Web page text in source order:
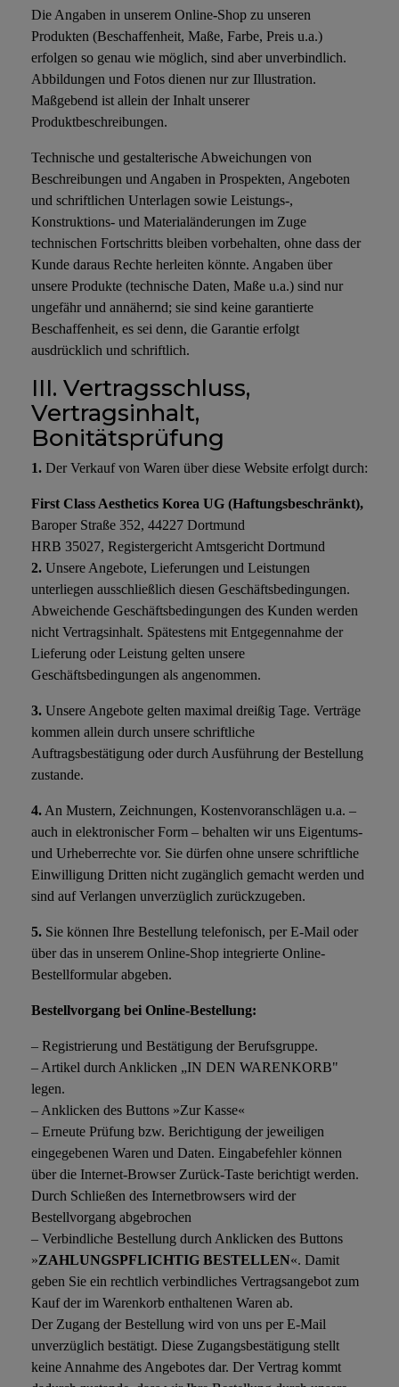
Die Angaben in unserem Online-Shop zu unseren
Produkten (Beschaffenheit, Maße, Farbe, Preis u.a.)
erfolgen so genau wie möglich, sind aber unverbindlich.
Abbildungen und Fotos dienen nur zur Illustration.
Maßgebend ist allein der Inhalt unserer
Produktbeschreibungen.
Technische und gestalterische Abweichungen von
Beschreibungen und Angaben in Prospekten, Angeboten
und schriftlichen Unterlagen sowie Leistungs-,
Konstruktions- und Materialänderungen im Zuge
technischen Fortschritts bleiben vorbehalten, ohne dass der
Kunde daraus Rechte herleiten könnte. Angaben über
unsere Produkte (technische Daten, Maße u.a.) sind nur
ungefähr und annähernd; sie sind keine garantierte
Beschaffenheit, es sei denn, die Garantie erfolgt
ausdrücklich und schriftlich.
III. Vertragsschluss,
Vertragsinhalt,
Bonitätsprüfung
1. Der Verkauf von Waren über diese Website erfolgt durch:
First Class Aesthetics Korea UG (Haftungsbeschränkt),
Baroper Straße 352, 44227 Dortmund
HRB 35027, Registergericht Amtsgericht Dortmund
2. Unsere Angebote, Lieferungen und Leistungen
unterliegen ausschließlich diesen Geschäftsbedingungen.
Abweichende Geschäftsbedingungen des Kunden werden
nicht Vertragsinhalt. Spätestens mit Entgegennahme der
Lieferung oder Leistung gelten unsere
Geschäftsbedingungen als angenommen.
3. Unsere Angebote gelten maximal dreißig Tage. Verträge
kommen allein durch unsere schriftliche
Auftragsbestätigung oder durch Ausführung der Bestellung
zustande.
4. An Mustern, Zeichnungen, Kostenvoranschlägen u.a. –
auch in elektronischer Form – behalten wir uns Eigentums-
und Urheberrechte vor. Sie dürfen ohne unsere schriftliche
Einwilligung Dritten nicht zugänglich gemacht werden und
sind auf Verlangen unverzüglich zurückzugeben.
5. Sie können Ihre Bestellung telefonisch, per E-Mail oder
über das in unserem Online-Shop integrierte Online-
Bestellformular abgeben.
Bestellvorgang bei Online-Bestellung:
– Registrierung und Bestätigung der Berufsgruppe.
– Artikel durch Anklicken „IN DEN WARENKORB"
legen.
– Anklicken des Buttons »Zur Kasse«
– Erneute Prüfung bzw. Berichtigung der jeweiligen
eingegebenen Waren und Daten. Eingabefehler können
über die Internet-Browser Zurück-Taste berichtigt werden.
Durch Schließen des Internetbrowsers wird der
Bestellvorgang abgebrochen
– Verbindliche Bestellung durch Anklicken des Buttons
»ZAHLUNGSPFLICHTIG BESTELLEN«. Damit
geben Sie ein rechtlich verbindliches Vertragsangebot zum
Kauf der im Warenkorb enthaltenen Waren ab.
Der Zugang der Bestellung wird von uns per E-Mail
unverzüglich bestätigt. Diese Zugangsbestätigung stellt
keine Annahme des Angebotes dar. Der Vertrag kommt